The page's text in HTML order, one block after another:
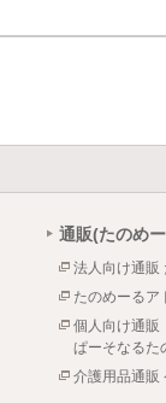
通販(たのめ
法人向け通販
たのめーるア
個人向け通販
ぱーそなるた
介護用品通販